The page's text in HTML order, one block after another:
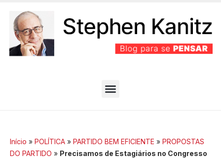
Início » POLÍTICA » PARTIDO BEM EFICIENTE » PROPOSTAS
DO PARTIDO » Precisamos de Estagiários no Congresso